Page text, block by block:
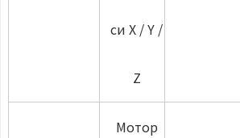
си X / Y /
Z
Мотор